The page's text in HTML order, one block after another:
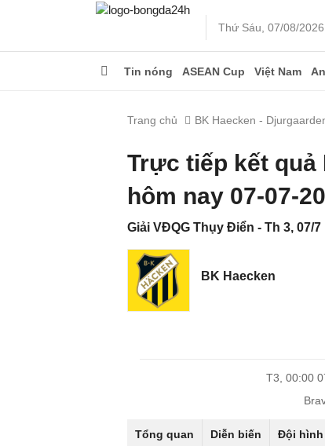
Thứ Sáu, 07/08/2026
Tin nóng ASEAN Cup Việt Nam
Trang chủ BK Haecken -
Trực tiếp kết quả
hôm nay 07-07-
Giải VĐQG Thụy Điển - Th 3, 07/7
BK Haecken
T3, 00:00
Tổng quan Diễn biến Đội hình